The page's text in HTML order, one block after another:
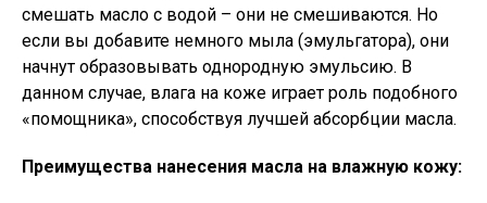
смешать масло с водой – они не смешиваются. Но
если вы добавите немного мыла (эмульгатора), они
начнут образовывать однородную эмульсию. В
данном случае, влага на коже играет роль подобного
«помощника», способствуя лучшей абсорбции масла.
Преимущества нанесения масла на влажную кожу: